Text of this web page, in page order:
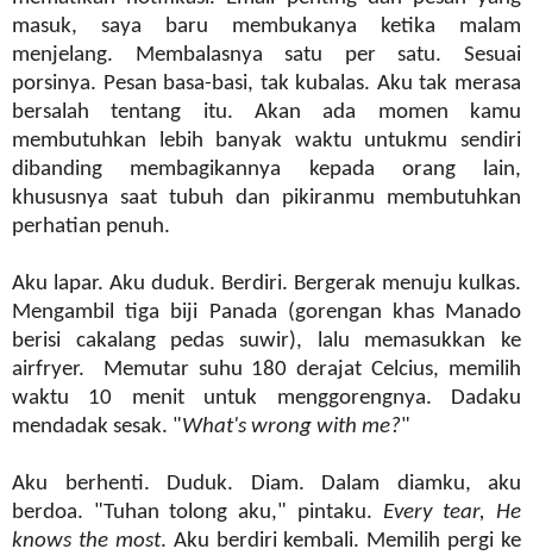
masuk, saya baru membukanya ketika malam
menjelang. Membalasnya satu per satu. Sesuai
porsinya. Pesan basa-basi, tak kubalas. Aku tak merasa
bersalah tentang itu. Akan ada momen kamu
membutuhkan lebih banyak waktu untukmu sendiri
dibanding membagikannya kepada orang lain,
khususnya saat tubuh dan pikiranmu membutuhkan
perhatian penuh.
Aku lapar. Aku duduk. Berdiri. Bergerak menuju kulkas.
Mengambil tiga biji Panada (gorengan khas Manado
berisi cakalang pedas suwir), lalu memasukkan ke
airfryer. Memutar suhu 180 derajat Celcius, memilih
waktu 10 menit untuk menggorengnya. Dadaku
mendadak sesak. "What's wrong with me?"
Aku berhenti. Duduk. Diam. Dalam diamku, aku
berdoa. "Tuhan tolong aku," pintaku. Every tear, He
knows the most. Aku berdiri kembali. Memilih pergi ke